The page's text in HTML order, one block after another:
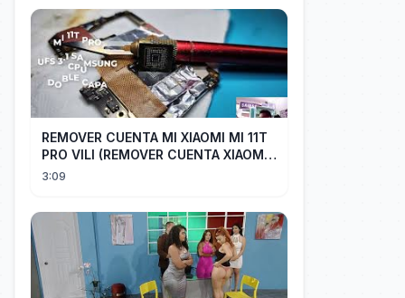
REMOVER CUENTA MI XIAOMI MI 11T
PRO VILI (REMOVER CUENTA XIAOMI
CUALQUIER XIAOMI CON EASY JTAG)
3:09